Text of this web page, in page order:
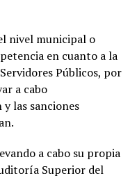
nivel municipal o
en cuanto a la
Públicos, por
a cabo
las sanciones
a cabo su propia
Superior del